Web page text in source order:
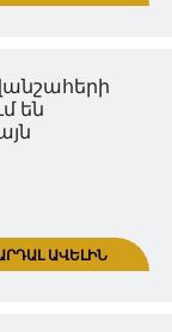
Ֆիզուլիին